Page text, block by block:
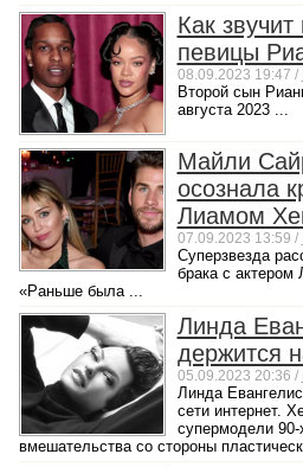
Как
певицы
08.09.2023 19:47 /
Второй сын
августа 2023 ...
Майли
осознала
Лиамом
07.09.2023 13:59 /
Суперзвезда
брака с
«Раньше была ...
Линда
держится
05.09.2023 20:36 /
Линда
сети интернет.
супермодели 90-
вмешательства со стороны